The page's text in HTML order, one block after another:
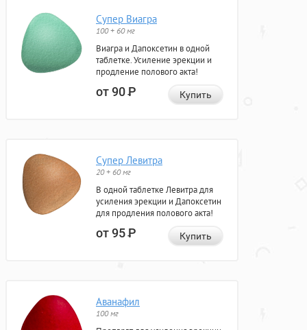
Супер Виагра
100 + 60 мг
Виагра и Дапоксетин в одной
таблетке. Усиление эрекции и
продление полового акта!
от 90Р Купить
Супер Левитра
20 + 60 мг
В одной таблетке Левитра для
усиления эрекции и Дапоксетин
для продления полового акта!
от 95Р Купить
Аванафил
100 мг